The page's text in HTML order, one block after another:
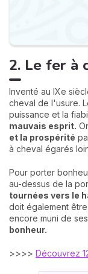
2. Le fer à
Inventé au IXe
cheval de l'usure.
puissance et la
mauvais esprit.
et la prospérité
à cheval égarés
Pour porter
au-dessus de la
tournées vers le
doit également
encore muni de
bonheur.
>>>> Découvrez